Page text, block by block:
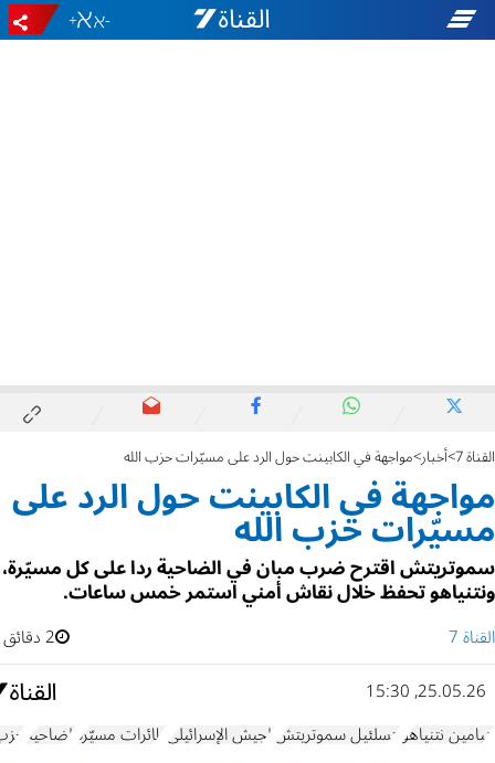
-
+
القناة 7 أخبار مواجهة في الكابينت حول الرد على مسيّرات حزب الله
مواجهة في الكابينت حول الرد على
مسيّرات حزب الله
سموتريتش اقترح ضرب مبان في الضاحية ردا على كل مسيّرة،
ونتنياهو تحفظ خلال نقاش أمني استمر خمس ساعات.
القناة 7
2 دقائق
25.05.26, 15:30
بنيامين نتنياهوبتسلئيل سموتريتشالجيش الإسرائيلي طائرات مسيّرة الضاحية